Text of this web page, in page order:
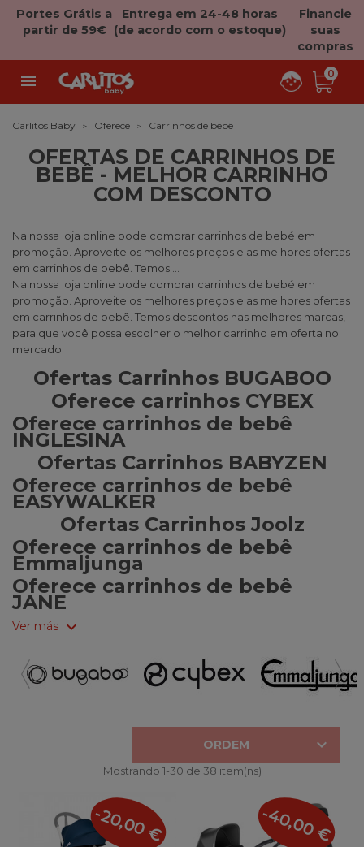
Portes Grátis a
partir de 59€
Entrega em 24-48 horas
(de acordo com o estoque)
Financie
suas
compras
 0
Carlitos Baby Oferece Carrinhos de bebê
OFERTAS DE CARRINHOS DE
BEBÊ - MELHOR CARRINHO
COM DESCONTO
Na nossa loja online pode comprar carrinhos de bebé em
promoção. Aproveite os melhores preços e as melhores ofertas
em carrinhos de bebê. Temos ...
Na nossa loja online pode comprar carrinhos de bebé em
promoção. Aproveite os melhores preços e as melhores ofertas
em carrinhos de bebê. Temos descontos nas melhores marcas,
para que você possa escolher o melhor carrinho em oferta no
mercado.
Ofertas Carrinhos BUGABOO
Oferece carrinhos CYBEX
Oferece carrinhos de bebê
INGLESINA
Ofertas Carrinhos BABYZEN
Oferece carrinhos de bebê
EASYWALKER
Ofertas Carrinhos Joolz
Oferece carrinhos de bebê
Emmaljunga
Oferece carrinhos de bebê
JANE
Ver más expand_more
ORDEM 
Mostrando 1-30 de 38 item(ns)
-20,00 € -40,00 €